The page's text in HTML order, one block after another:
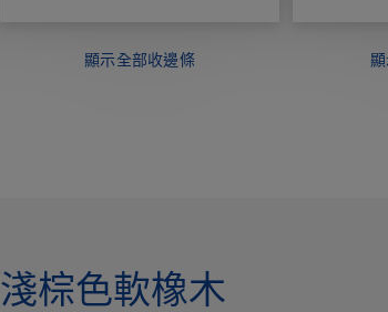
顯示全部收邊條
淺棕色軟橡木